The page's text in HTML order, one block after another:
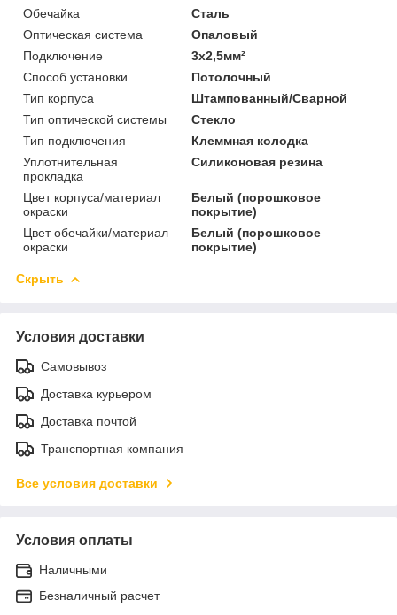
Обечайка
Сталь
Оптическая система
Опаловый
Подключение
3х2,5мм²
Способ установки
Потолочный
Тип корпуса
Штампованный/Сварной
Тип оптической системы
Стекло
Тип подключения
Клеммная колодка
Уплотнительная
прокладка
Силиконовая резина
Цвет корпуса/материал
окраски
Белый (порошковое
покрытие)
Цвет обечайки/материал
окраски
Белый (порошковое
покрытие)
Скрыть
Условия доставки
Самовывоз
Доставка курьером
Доставка почтой
Транспортная компания
Все условия доставки
Условия оплаты
Наличными
Безналичный расчет